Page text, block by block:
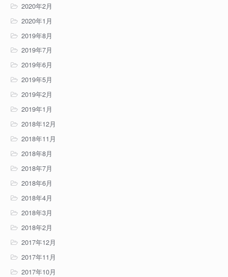
2020年2月
2020年1月
2019年8月
2019年7月
2019年6月
2019年5月
2019年2月
2019年1月
2018年12月
2018年11月
2018年8月
2018年7月
2018年6月
2018年4月
2018年3月
2018年2月
2017年12月
2017年11月
2017年10月